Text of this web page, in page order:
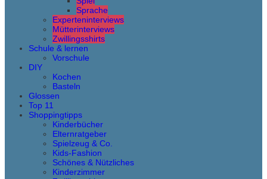
Sprache
Experteninterviews
Mütterinterviews
Zwillingsshirts
Schule & lernen
Vorschule
DIY
Kochen
Basteln
Glossen
Top 11
Shoppingtipps
Kinderbücher
Elternratgeber
Spielzeug & Co.
Kids-Fashion
Schönes & Nützliches
Kinderzimmer